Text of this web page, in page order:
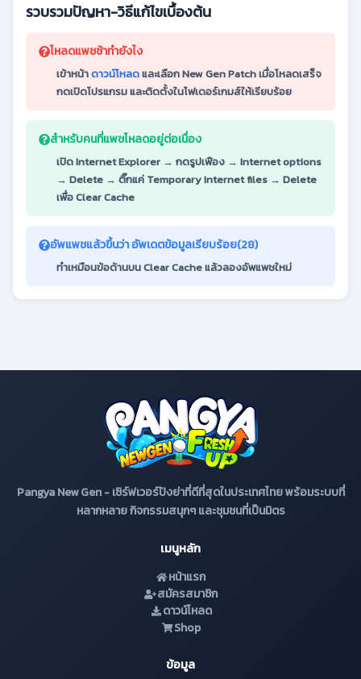
รวบรวมปัญหา-วิธีแก้ไขเบื้องต้น
โหลดแพชช้าทำยังไง
เข้าหน้าดาวน์โหลดและเลือก New Gen Patch เมื่อโหลดเสร็จ
กดเปิดโปรแกรม และติดตั้งในโฟเดอร์เกมส์ให้เรียบร้อย
สำหรับคนที่แพชโหลดอยู่ต่อเนื่อง
เปิด Internet Explorer → กดรูปเฟือง → Internet options
→ Delete → ติ๊กแค่ Temporary Internet files → Delete
เพื่อ Clear Cache
อัพแพชแล้วขึ้นว่า อัพเดตข้อมูลเรียบร้อย(28)
ทำเหมือนข้อด้านบน Clear Cache แล้วลองอัพแพชใหม่
Pangya New Gen - เซิร์ฟเวอร์ปังย่าที่ดีที่สุดในประเทศไทย พร้อมระบบที่
หลากหลาย กิจกรรมสนุกๆ และชุมชนที่เป็นมิตร
เมนูหลัก
หน้าแรก
สมัครสมาชิก
ดาวน์โหลด
Shop
ข้อมูล